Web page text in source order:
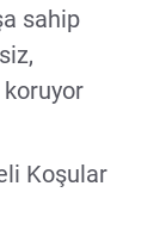
sahip
koruyor
Koşular